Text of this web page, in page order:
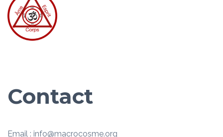
Contact
Email : info@macrocosme.org